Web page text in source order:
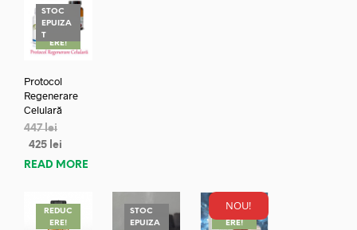
STOC
EPUIZA
TREDUC
ERE!
Protocol
Regenerare
Celulară
447lei
425 lei
READ MORE
REDUC
ERE!
STOC
EPUIZA
NOU!
REDUC
ERE!